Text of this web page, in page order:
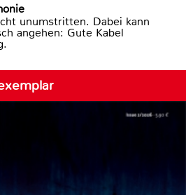
unumstritten. Dabei kann
angehen: Gute Kabel